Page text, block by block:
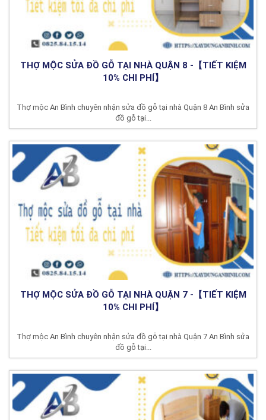
THỢ MỘC SỬA ĐỒ GỖ TẠI NHÀ QUẬN 8 -【TIẾT KIỆM
10% CHI PHÍ】
Thợ mộc An Bình chuyên nhận sửa đồ gỗ tại nhà Quận 8 An Bình sửa
đồ gỗ tại...
THỢ MỘC SỬA ĐỒ GỖ TẠI NHÀ QUẬN 7 -【TIẾT KIỆM
10% CHI PHÍ】
Thợ mộc An Bình chuyên nhận sửa đồ gỗ tại nhà Quận 7 An Bình sửa
đồ gỗ tại...